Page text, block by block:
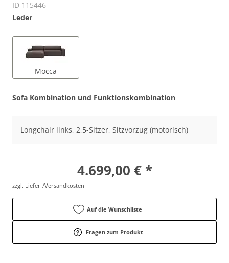
ID 115446
Leder
Mocca
Sofa Kombination und Funktionskombination
Longchair links, 2,5-Sitzer, Sitzvorzug (motorisch)
4.699,00 € *
zzgl. Liefer-/Versandkosten
Auf die Wunschliste
Fragen zum Produkt